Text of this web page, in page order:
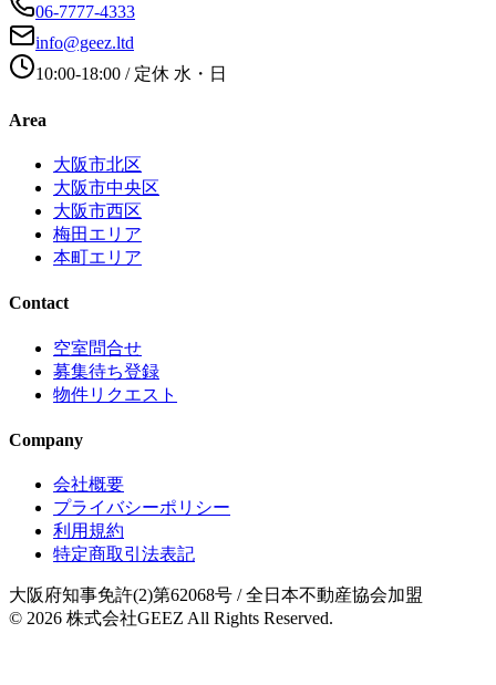
06-7777-4333
info@geez.ltd
10:00-18:00 / 定休 水・日
Area
大阪市北区
大阪市中央区
大阪市西区
梅田エリア
本町エリア
Contact
空室問合せ
募集待ち登録
物件リクエスト
Company
会社概要
プライバシーポリシー
利用規約
特定商取引法表記
大阪府知事免許(2)第62068号 / 全日本不動産協会加盟
© 2026 株式会社GEEZ All Rights Reserved.